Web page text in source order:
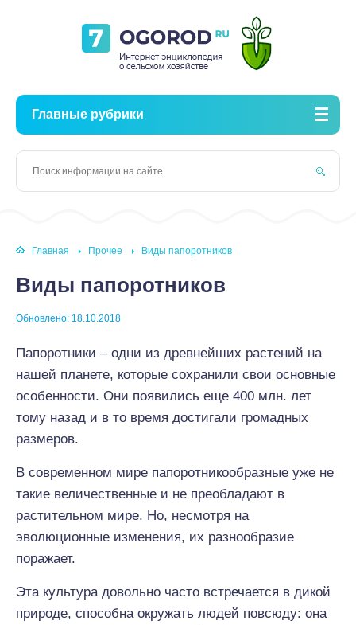
Главные рубрики
Главная Прочее Виды папоротников
Виды папоротников
Обновлено: 18.10.2018
Папоротники – одни из древнейших растений на
нашей планете, которые сохранили свои основные
особенности. Они появились еще 400 млн. лет
тому назад и в то время достигали громадных
размеров.
В современном мире папоротникообразные уже не
такие величественные и не преобладают в
растительном мире. Но, несмотря на
эволюционные изменения, их разнообразие
поражает.
Эта культура довольно часто встречается в дикой
природе, способна окружать людей повсюду: она